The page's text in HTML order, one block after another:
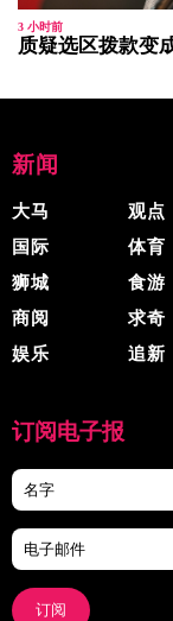
3 小时前
质疑选区拨款变
新闻
大马
国际
狮城
商阅
娱乐
观点
体育
食游
求奇
追新
订阅电子报
订阅